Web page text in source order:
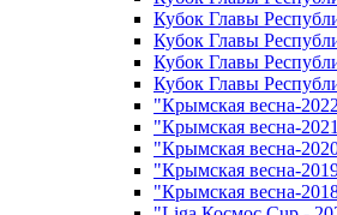
Кубок Главы
Кубок Главы
Кубок Главы
Кубок Главы
"Крымская весна-
"Крымская весна-
"Крымская весна-
"Крымская весна-
"Крымская весна-